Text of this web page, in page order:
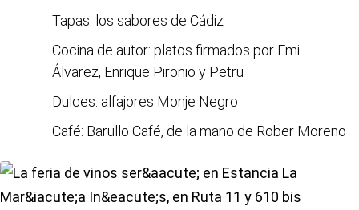
Tapas: los sabores de Cádiz
Cocina de autor: platos firmados por Emi
Álvarez, Enrique Pironio y Petru
Dulces: alfajores Monje Negro
Café: Barullo Café, de la mano de Rober Moreno